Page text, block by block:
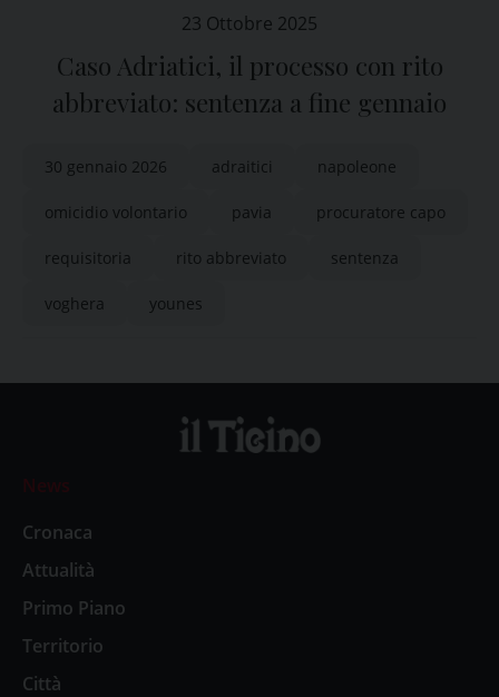
23 Ottobre 2025
Caso Adriatici, il processo con rito
abbreviato: sentenza a fine gennaio
30 gennaio 2026 adraitici napoleone
omicidio volontario pavia procuratore capo
requisitoria rito abbreviato sentenza
voghera younes
News
Cronaca
Attualità
Primo Piano
Territorio
Città